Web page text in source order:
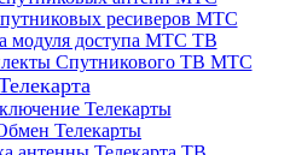
ресиверов МТС
модуля доступа МТС ТВ
Спутникового ТВ МТС
Телекарты
Телекарты